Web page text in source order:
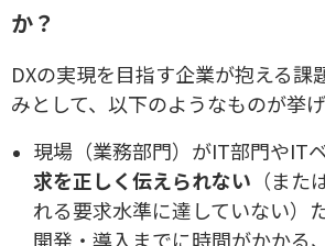
か？
DXの実現を目指す企業が抱える課
みとして、以下のようなものが挙げ
現場（業務部門）がIT部門やIT
求を正しく伝えられない （ま
れる要求水準に達していない）
開発・導入までに時間がかかる